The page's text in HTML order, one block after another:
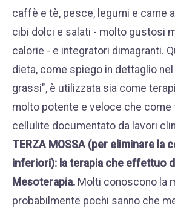
caffè e tè, pesce, legumi e carne
cibi dolci e salati - molto gustosi
calorie - e integratori dimagranti.
dieta, come spiego in dettaglio
grassi", è utilizzata sia come
molto potente e veloce che come
TERZA MOSSA (per eliminare la
inferiori): la terapia che effettuo
Mesoterapia.
probabilmente pochi sanno che